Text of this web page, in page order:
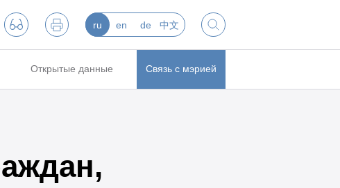
ru en de 中文
Открытые данные Связь с мэрией